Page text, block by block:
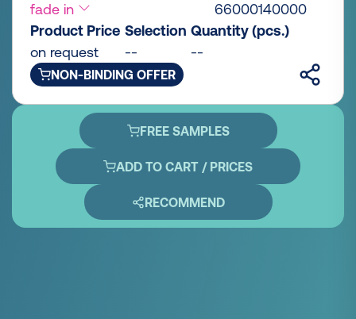
fade in
66000140000
Product Price
on request
Selection
--
Quantity (pcs.)
--
NON-BINDING OFFER
FREE SAMPLES
ADD TO CART / PRICES
RECOMMEND